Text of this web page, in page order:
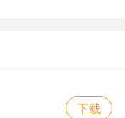
下载